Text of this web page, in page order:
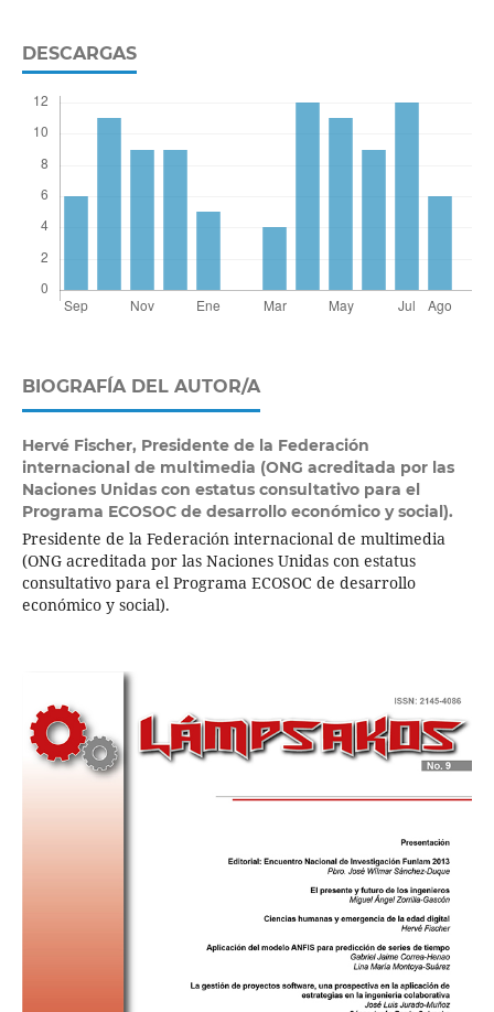
DESCARGAS
BIOGRAFÍA DEL AUTOR/A
Hervé Fischer, Presidente de la Federación
internacional de multimedia (ONG acreditada por las
Naciones Unidas con estatus consultativo para el
Programa ECOSOC de desarrollo económico y social).
Presidente de la Federación internacional de multimedia
(ONG acreditada por las Naciones Unidas con estatus
consultativo para el Programa ECOSOC de desarrollo
económico y social).